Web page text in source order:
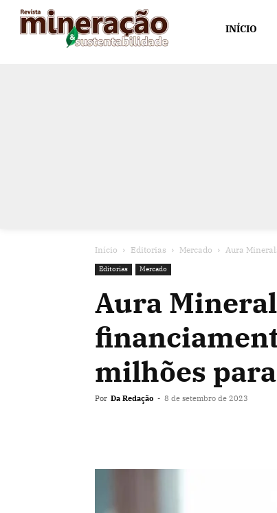
INÍCIO
Início Editorias Mercado Aura
Editorias Mercado
Aura
milhões
Por Da Redação - 8 de setembro de 2023